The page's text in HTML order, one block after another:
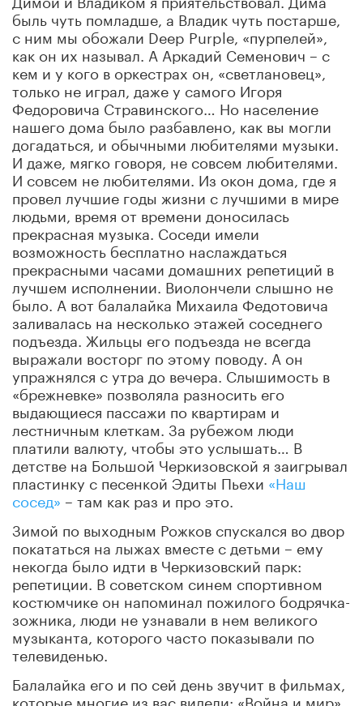
быль чуть помладше, а Владик чуть постарше,
с ним мы обожали Deep Purple, «пурпелей»,
как он их называл. А Аркадий Семенович – с
кем и у кого в оркестрах он, «светлановец»,
только не играл, даже у самого Игоря
Федоровича Стравинского… Но население
нашего дома было разбавлено, как вы могли
догадаться, и обычными любителями музыки.
И даже, мягко говоря, не совсем любителями.
И совсем не любителями. Из окон дома, где я
провел лучшие годы жизни с лучшими в мире
людьми, время от времени доносилась
прекрасная музыка. Соседи имели
возможность бесплатно наслаждаться
прекрасными часами домашних репетиций в
лучшем исполнении. Виолончели слышно не
было. А вот балалайка Михаила Федотовича
заливалась на несколько этажей соседнего
подъезда. Жильцы его подъезда не всегда
выражали восторг по этому поводу. А он
упражнялся с утра до вечера. Слышимость в
«брежневке» позволяла разносить его
выдающиеся пассажи по квартирам и
лестничным клеткам. За рубежом люди
платили валюту, чтобы это услышать… В
детстве на Большой Черкизовской я заигрывал
пластинку с песенкой Эдиты Пьехи «Наш
сосед» – там как раз и про это.
Зимой по выходным Рожков спускался во двор
покататься на лыжах вместе с детьми – ему
некогда было идти в Черкизовский парк:
репетиции. В советском синем спортивном
костюмчике он напоминал пожилого бодрячка-
зожника, люди не узнавали в нем великого
музыканта, которого часто показывали по
телевиденью.
Балалайка его и по сей день звучит в фильмах,
которые многие из вас видели: «Война и мир»,